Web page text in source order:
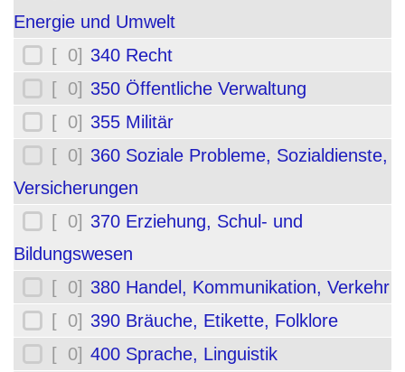
Energie und Umwelt
[ 0] 340 Recht
[ 0] 350 Öffentliche Verwaltung
[ 0] 355 Militär
[ 0] 360 Soziale Probleme, Sozialdienste,
Versicherungen
[ 0] 370 Erziehung, Schul- und
Bildungswesen
[ 0] 380 Handel, Kommunikation, Verkehr
[ 0] 390 Bräuche, Etikette, Folklore
[ 0] 400 Sprache, Linguistik